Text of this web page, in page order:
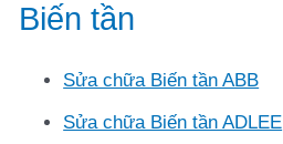
Biến tần
Sửa chữa Biến tần ABB
Sửa chữa Biến tần ADLEE